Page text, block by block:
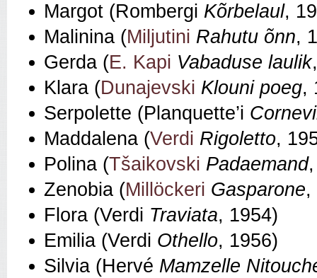
Margot (Rombergi Kõrbelaul,
Malinina (Miljutini Rahutu õnn,
Gerda (E. Kapi Vabaduse laulik
Klara (Dunajevski Klouni poeg,
Serpolette (Planquette’i
Maddalena (Verdi Rigoletto,
Polina (Tšaikovski Padaemand
Zenobia (Millöckeri Gasparone,
Flora (Verdi Traviata, 1954)
Emilia (Verdi Othello, 1956)
Silvia (Hervé Mamzelle